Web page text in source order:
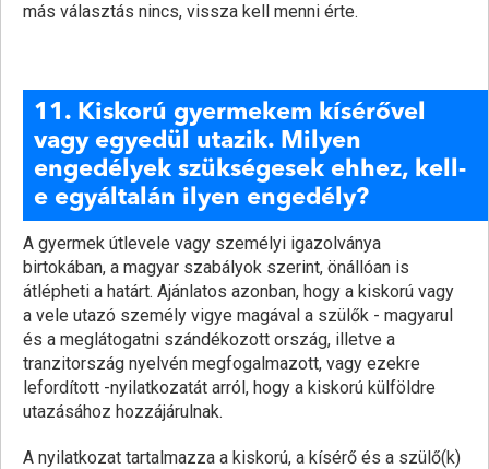
más választás nincs, vissza kell menni érte.
11. Kiskorú gyermekem kísérővel
vagy egyedül utazik. Milyen
engedélyek szükségesek ehhez, kell-
e egyáltalán ilyen engedély?
A gyermek útlevele vagy személyi igazolványa
birtokában, a magyar szabályok szerint, önállóan is
átlépheti a határt. Ajánlatos azonban, hogy a kiskorú vagy
a vele utazó személy vigye magával a szülők - magyarul
és a meglátogatni szándékozott ország, illetve a
tranzitország nyelvén megfogalmazott, vagy ezekre
lefordított -nyilatkozatát arról, hogy a kiskorú külföldre
utazásához hozzájárulnak.
A nyilatkozat tartalmazza a kiskorú, a kísérő és a szülő(k)